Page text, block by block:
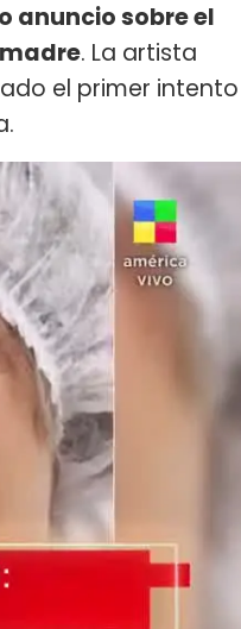
anuncio sobre el
. La artista
el primer intento